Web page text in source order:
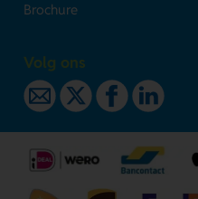
Brochure
Volg ons